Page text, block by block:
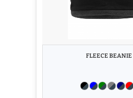
FLEECE BEANIE